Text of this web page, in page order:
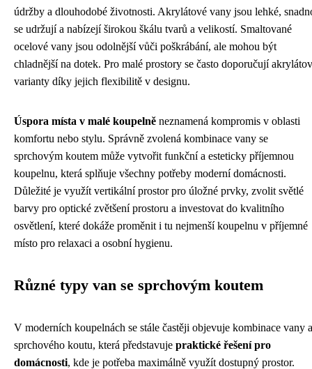
údržby a dlouhodobé životnosti. Akrylátové vany jsou lehké,
se udržují a nabízejí širokou škálu tvarů a velikostí. Smaltované
ocelové vany jsou odolnější vůči poškrábání, ale mohou být
chladnější na dotek. Pro malé prostory se často doporučují
varianty díky jejich flexibilitě v designu.
Úspora místa v malé koupelně neznamená kompromis v oblasti
komfortu nebo stylu. Správně zvolená kombinace vany se
sprchovým koutem může vytvořit funkční a esteticky příjemnou
koupelnu, která splňuje všechny potřeby moderní domácnosti.
Důležité je využít vertikální prostor pro úložné prvky, zvolit světlé
barvy pro optické zvětšení prostoru a investovat do kvalitního
osvětlení, které dokáže proměnit i tu nejmenší koupelnu v příjemné
místo pro relaxaci a osobní hygienu.
Různé typy van se sprchovým koutem
V moderních koupelnách se stále častěji objevuje kombinace vany a
sprchového koutu, která představuje praktické řešení pro
domácnosti, kde je potřeba maximálně využít dostupný prostor.